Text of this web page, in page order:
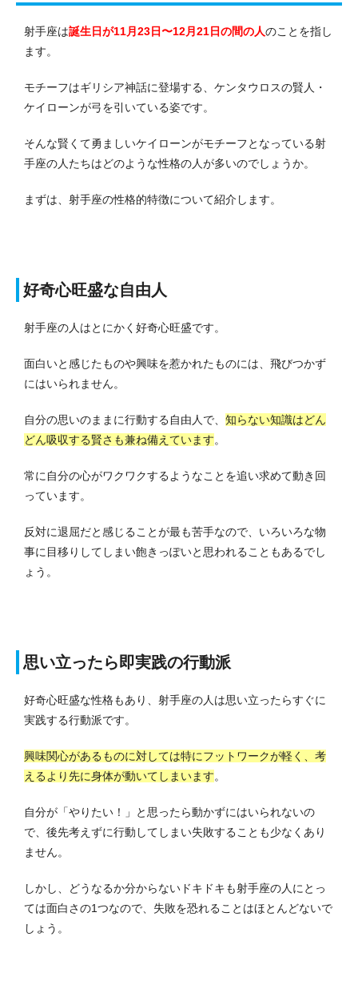
射手座は誕生日が11月23日〜12月21日の間の人のことを指し
ます。
モチーフはギリシア神話に登場する、ケンタウロスの賢人・
ケイローンが弓を引いている姿です。
そんな賢くて勇ましいケイローンがモチーフとなっている射
手座の人たちはどのような性格の人が多いのでしょうか。
まずは、射手座の性格的特徴について紹介します。
好奇心旺盛な自由人
射手座の人はとにかく好奇心旺盛です。
面白いと感じたものや興味を惹かれたものには、飛びつかず
にはいられません。
自分の思いのままに行動する自由人で、 知らない知識はどん
どん吸収する賢さも兼ね備えています。
常に自分の心がワクワクするようなことを追い求めて動き回
っています。
反対に退屈だと感じることが最も苦手なので、いろいろな物
事に目移りしてしまい飽きっぽいと思われることもあるでし
ょう。
思い立ったら即実践の行動派
好奇心旺盛な性格もあり、射手座の人は思い立ったらすぐに
実践する行動派です。
興味関心があるものに対しては特にフットワークが軽く、考
えるより先に身体が動いてしまいます。
自分が「やりたい！」と思ったら動かずにはいられないの
で、後先考えずに行動してしまい失敗することも少なくあり
ません。
しかし、どうなるか分からないドキドキも射手座の人にとっ
ては面白さの1つなので、失敗を恐れることはほとんどないで
しょう。